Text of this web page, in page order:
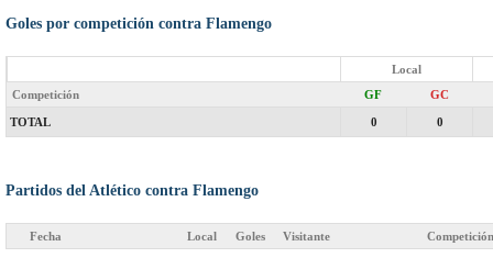
Goles por competición contra Flamengo
Local
Competición
GF GC
TOTAL 0 0
Partidos del Atlético contra Flamengo
Fecha Local Goles Visitante Competición